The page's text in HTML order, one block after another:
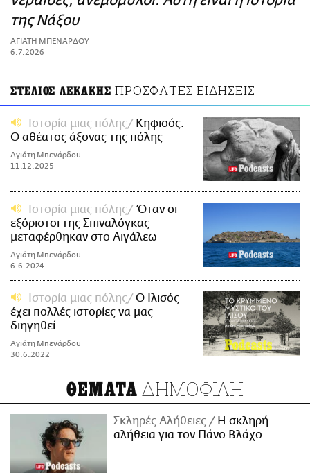
ΑΜΠΑ
PRINT
της Νάξου
ΑΓΙΑΤΗ ΜΠΕΝΑΡΔΟΥ
6.7.2026
ΣΤΕΛΙΟΣ ΛΕΚΑΚΗΣ ΠΡΟΣΦΑΤΕΣ ΕΙΔΗΣΕΙΣ
Ιστορία μιας πόλης
Κηφισός:
Ο αθέατος άξονας της πόλης
Αγιάτη Μπενάρδου
11.12.2025
Ιστορία μιας πόλης
Όταν οι
εξόριστοι της Σπιναλόγκας
μεταφέρθηκαν στο Αιγάλεω
Αγιάτη Μπενάρδου
6.6.2024
Ιστορία μιας πόλης
Ο Ιλισός
έχει πολλές ιστορίες να μας
διηγηθεί
Αγιάτη Μπενάρδου
30.6.2022
ΘΕΜΑΤΑ ΔΗΜΟΦΙΛΗ
Σκληρές Αλήθειες
H σκληρή
αλήθεια για τον Πάνο Βλάχο